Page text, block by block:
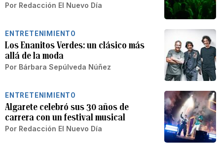
Por Redacción El Nuevo Día
ENTRETENIMIENTO
Los Enanitos Verdes: un clásico más
allá de la moda
Por Bárbara Sepúlveda Núñez
ENTRETENIMIENTO
Algarete celebró sus 30 años de
carrera con un festival musical
Por Redacción El Nuevo Día